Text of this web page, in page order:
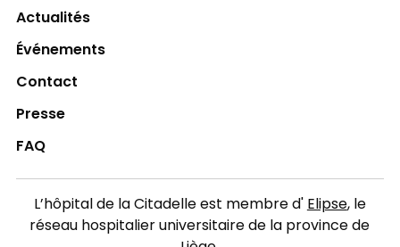
Actualités
Événements
Contact
Presse
FAQ
L’hôpital de la Citadelle est membre d'Elipse, le
réseau hospitalier universitaire de la province de